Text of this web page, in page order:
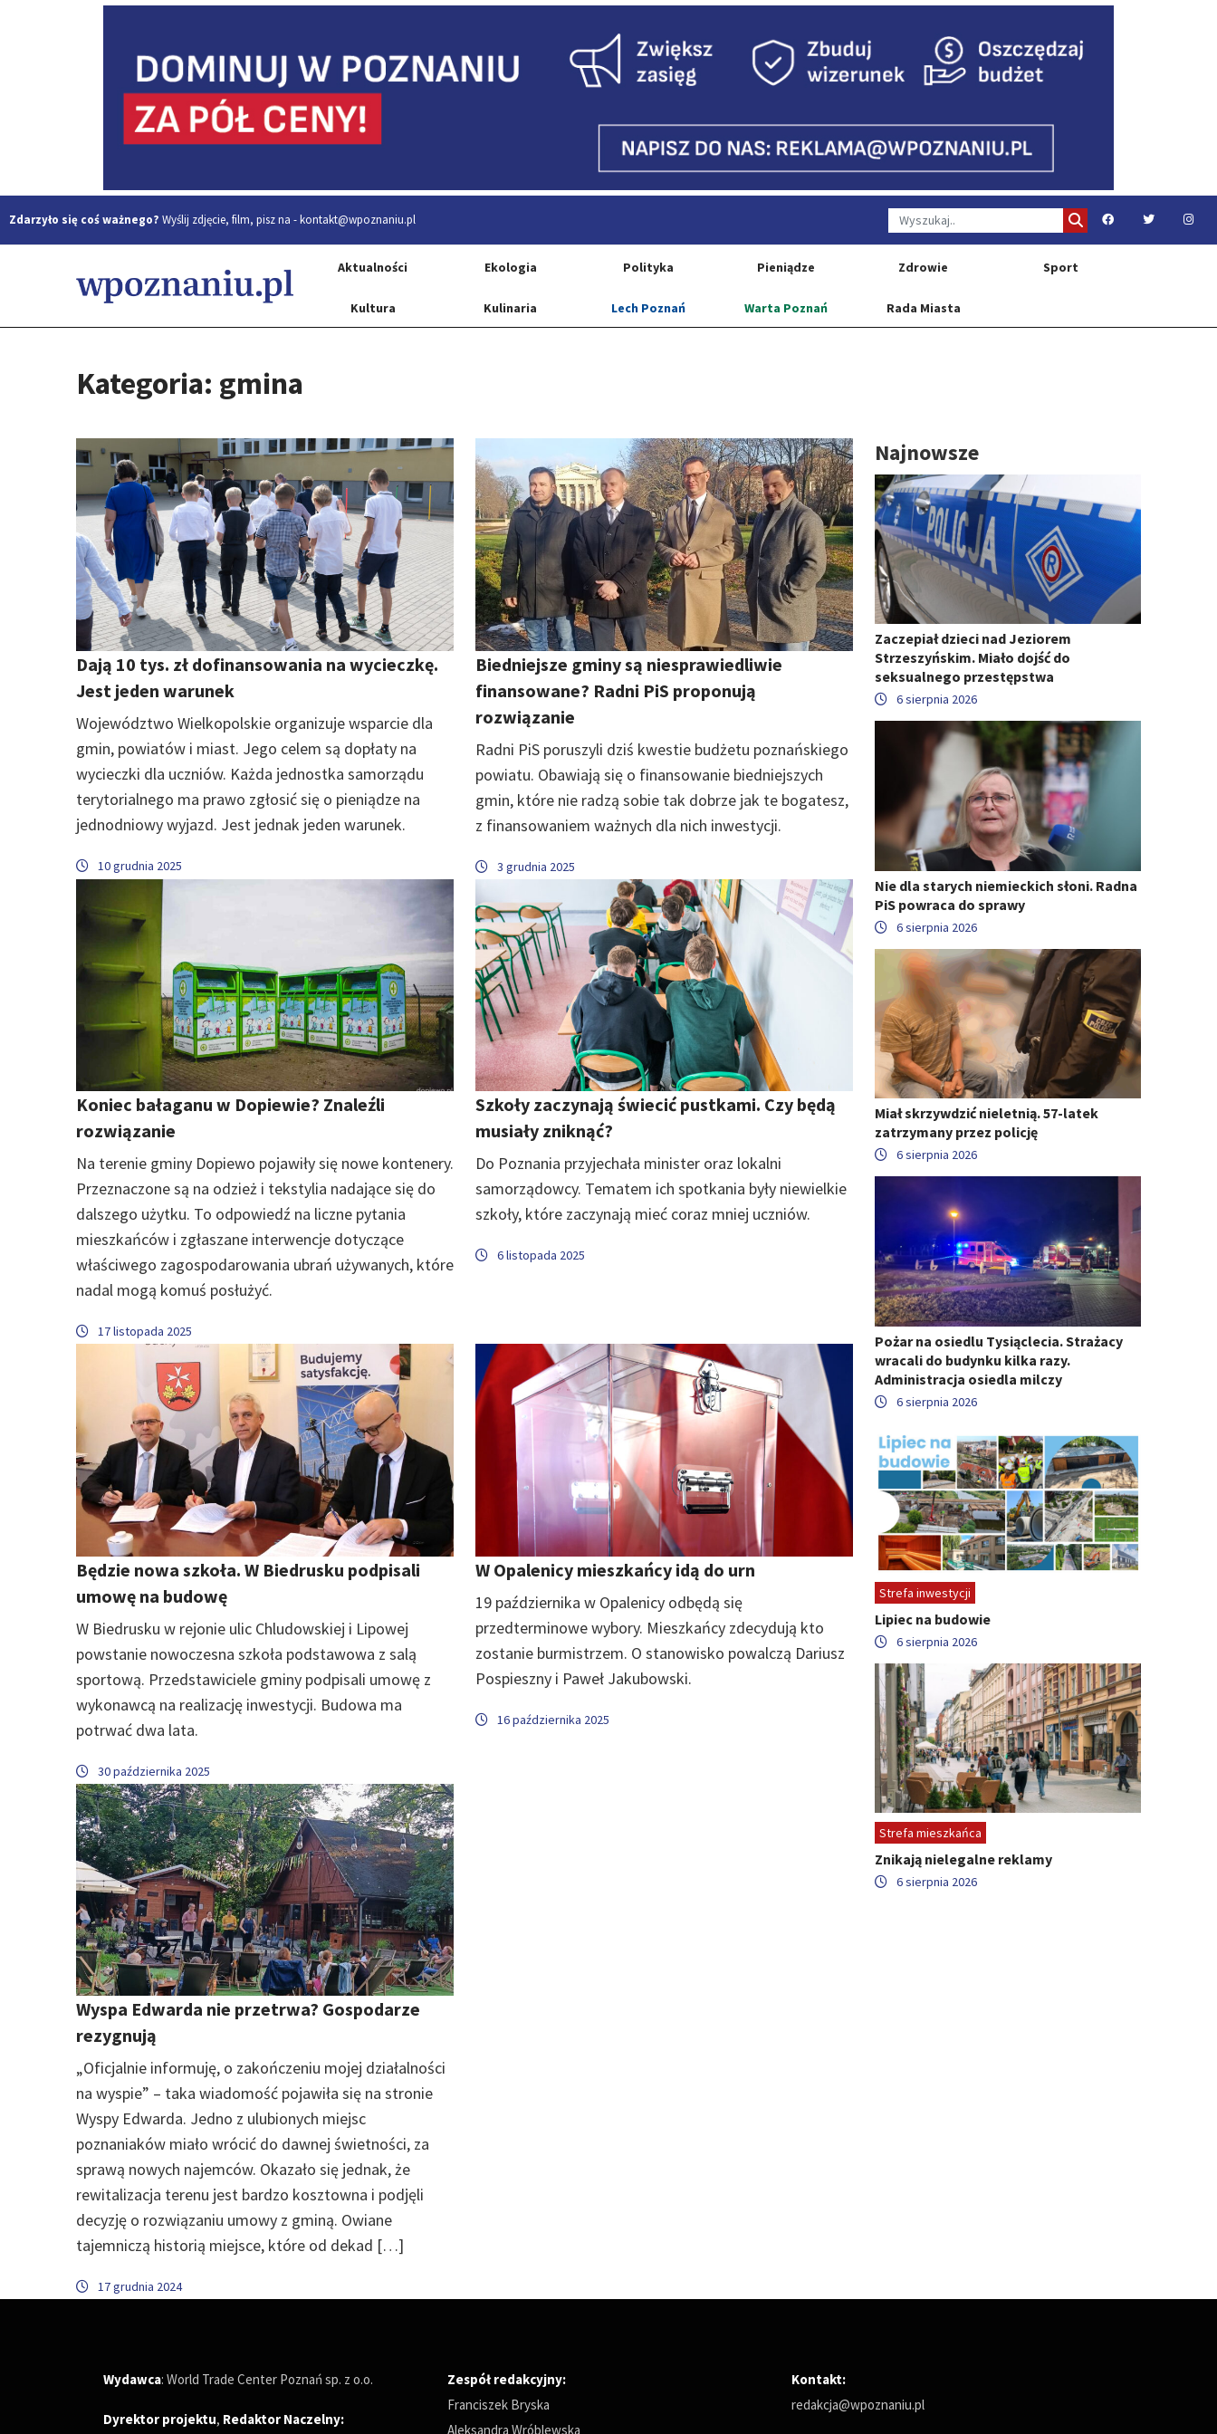
Zdarzyło się coś ważnego? Wyślij zdjęcie, film, pisz na -kontakt@wpoznaniu.pl
Aktualności Ekologia Polityka Pieniądze Zdrowie Sport
Kultura Kulinaria Lech Poznań Warta Poznań Rada Miasta
Kategoria: gmina
Dają 10 tys. zł dofinansowania na wycieczkę.
Jest jeden warunek
Województwo Wielkopolskie organizuje wsparcie dla
gmin, powiatów i miast. Jego celem są dopłaty na
wycieczki dla uczniów. Każda jednostka samorządu
terytorialnego ma prawo zgłosić się o pieniądze na
jednodniowy wyjazd. Jest jednak jeden warunek.
10 grudnia 2025
Biedniejsze gminy są niesprawiedliwie
finansowane? Radni PiS proponują
rozwiązanie
Radni PiS poruszyli dziś kwestie budżetu poznańskiego
powiatu. Obawiają się o finansowanie biedniejszych
gmin, które nie radzą sobie tak dobrze jak te bogatesz,
z finansowaniem ważnych dla nich inwestycji.
3 grudnia 2025
Koniec bałaganu w Dopiewie? Znaleźli
rozwiązanie
Na terenie gminy Dopiewo pojawiły się nowe kontenery.
Przeznaczone są na odzież i tekstylia nadające się do
dalszego użytku. To odpowiedź na liczne pytania
mieszkańców i zgłaszane interwencje dotyczące
właściwego zagospodarowania ubrań używanych, które
nadal mogą komuś posłużyć.
17 listopada 2025
Szkoły zaczynają świecić pustkami. Czy będą
musiały zniknąć?
Do Poznania przyjechała minister oraz lokalni
samorządowcy. Tematem ich spotkania były niewielkie
szkoły, które zaczynają mieć coraz mniej uczniów.
6 listopada 2025
Będzie nowa szkoła. W Biedrusku podpisali
umowę na budowę
W Biedrusku w rejonie ulic Chludowskiej i Lipowej
powstanie nowoczesna szkoła podstawowa z salą
sportową. Przedstawiciele gminy podpisali umowę z
wykonawcą na realizację inwestycji. Budowa ma
potrwać dwa lata.
30 października 2025
W Opalenicy mieszkańcy idą do urn
19 października w Opalenicy odbędą się
przedterminowe wybory. Mieszkańcy zdecydują kto
zostanie burmistrzem. O stanowisko powalczą Dariusz
Pospieszny i Paweł Jakubowski.
16 października 2025
Wyspa Edwarda nie przetrwa? Gospodarze
rezygnują
„Oficjalnie informuję, o zakończeniu mojej działalności
na wyspie” – taka wiadomość pojawiła się na stronie
Wyspy Edwarda. Jedno z ulubionych miejsc
poznaniaków miało wrócić do dawnej świetności, za
sprawą nowych najemców. Okazało się jednak, że
rewitalizacja terenu jest bardzo kosztowna i podjęli
decyzję o rozwiązaniu umowy z gminą. Owiane
tajemniczą historią miejsce, które od dekad […]
17 grudnia 2024
Najnowsze
Zaczepiał dzieci nad Jeziorem
Strzeszyńskim. Miało dojść do
seksualnego przestępstwa
6 sierpnia 2026
Nie dla starych niemieckich słoni. Radna
PiS powraca do sprawy
6 sierpnia 2026
Miał skrzywdzić nieletnią. 57-latek
zatrzymany przez policję
6 sierpnia 2026
Pożar na osiedlu Tysiąclecia. Strażacy
wracali do budynku kilka razy.
Administracja osiedla milczy
6 sierpnia 2026
Strefa inwestycji
Lipiec na budowie
6 sierpnia 2026
Strefa mieszkańca
Znikają nielegalne reklamy
6 sierpnia 2026
Wydawca: World Trade Center Poznań sp. z o.o.
Dyrektor projektu, Redaktor Naczelny:
Zespół redakcyjny:
Franciszek Bryska
Aleksandra Wróblewska
Kontakt:
redakcja@wpoznaniu.pl